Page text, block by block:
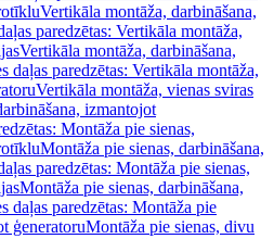
Vertikāla montāža, darbināšana,
paredzētas: Vertikāla montāža,
Vertikāla montāža, darbināšana,
daļas paredzētas: Vertikāla montāža,
Vertikāla montāža, vienas sviras
izmantojot
Montāža pie sienas,
Montāža pie sienas, darbināšana,
paredzētas: Montāža pie sienas,
Montāža pie sienas, darbināšana,
daļas paredzētas: Montāža pie
ģeneratoruMontāža pie sienas, divu